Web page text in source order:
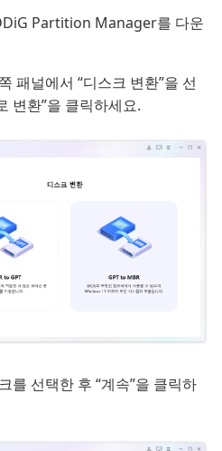
Partition Manager를 다운
패널에서 “디스크 변환”을 선
변환”을 클릭하세요.
를 선택한 후 “계속”을 클릭하